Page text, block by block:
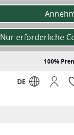
100%
DE
Nur erforderliche